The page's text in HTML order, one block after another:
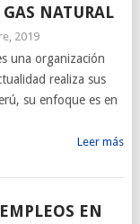
NATURAL
2019
una organización
realiza sus
su enfoque es en
Leer más
EN